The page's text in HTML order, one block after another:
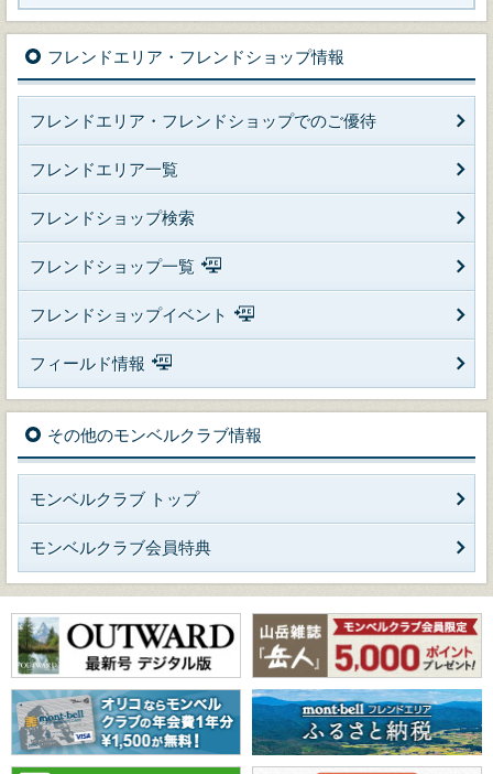
フレンドエリア・フレンドショップ情報
フレンドエリア・フレンドショップでのご優待
フレンドエリア一覧
フレンドショップ検索
フレンドショップ一覧
フレンドショップイベント
フィールド情報
その他のモンベルクラブ情報
モンベルクラブ トップ
モンベルクラブ会員特典